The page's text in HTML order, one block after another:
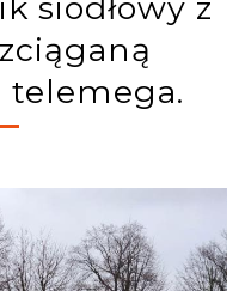
telemega.